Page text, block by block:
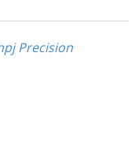
Precision